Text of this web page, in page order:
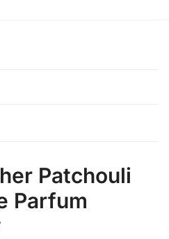
Patchouli
Parfum